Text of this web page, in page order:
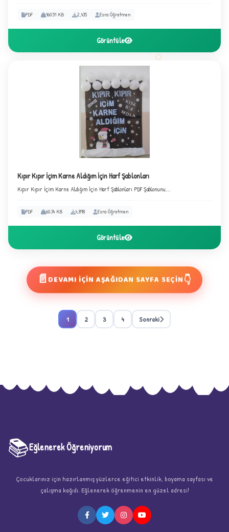
PDF 160.51 KB 2,435 Esra Öğretmen
Görüntüle
Kıpır Kıpır İçim Karne Aldığım İçin Harf Şablonları
Kıpır Kıpır İçim Karne Aldığım İçin Harf Şablonları PDF Şablonunu...
PDF 60.34 KB 4,898 Esra Öğretmen
Görüntüle
📄DEVAMI İÇİN AŞAĞIDAN SAYFA SEÇİN👇
1 2 3 4 Sonraki
📚Eğlenerek Öğreniyorum
Çocuklarınız için hazırlanmış yüzlerce eğitici etkinlik, boyama sayfası ve
çalışma kağıdı. Eğlenerek öğrenmenin en güzel adresi!